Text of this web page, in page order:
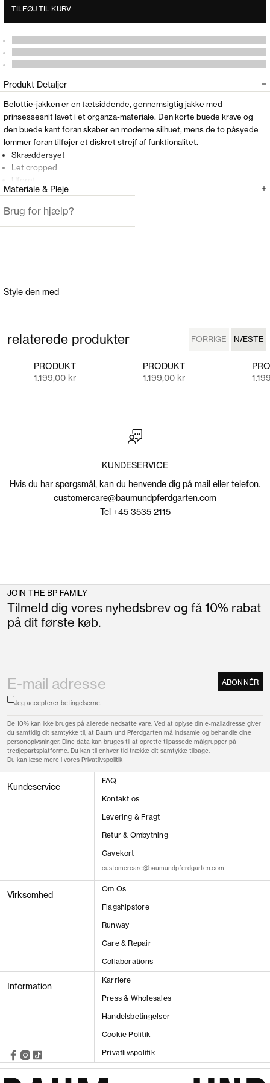
TILFØJ TIL KURV
Produkt Detaljer
Belottie-jakken er en tætsiddende, gennemsigtig jakke med
prinsessesnit lavet i et organza-materiale. Den korte buede krave og
den buede kant foran skaber en moderne silhuet, mens de to påsyede
lommer foran tilføjer et diskret strejf af funktionalitet.
Skræddersyet
Let cropped
Uforet
Kort krave
Påsyede lommer
Buet kant
Materiale & Pleje
Brug for hjælp?
Style den med
relaterede produkter FORRIGE
FORRIGE NÆSTE
NÆSTE
PRODUKT
Salgspris
1.199,00 kr
PRODUKT
Salgspris
1.199,00 kr
KUNDESERVICE
Hvis du har spørgsmål, kan du henvende dig på mail eller telefon.
customercare@baumundpferdgarten.com
Tel +45 3535 2115
JOIN THE BP FAMILY
Tilmeld dig vores nyhedsbrev og få 10% rabat
på dit første køb.
ABONNÉR
Jeg accepterer betingelserne.
De 10% kan ikke bruges på allerede nedsatte vare. Ved at oplyse din e-mailadresse giver
du samtidig dit samtykke til, at Baum und Pferdgarten må indsamle og behandle dine
personoplysninger. Dine data kan bruges til at oprette tilpassede målgrupper på
tredjepartsplatforme. Du kan til enhver tid trække dit samtykke tilbage.
Du kan læse mere i vores Privatlivspolitik
Kundeservice
FAQ
Kontakt os
Levering & Fragt
Retur & Ombytning
Gavekort
customercare@baumundpferdgarten.com
Virksomhed
Om Os
Flagshipstore
Runway
Care & Repair
Collaborations
Information
Karriere
Press & Wholesales
Handelsbetingelser
Cookie Politik
Privatlivspolitik
VIS RESULTAT